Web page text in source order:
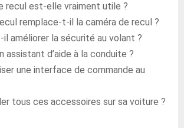
recul est-elle vraiment utile ?
remplace-t-il la caméra de recul ?
il améliorer la sécurité au volant ?
assistant d’aide à la conduite ?
une interface de commande au
tous ces accessoires sur sa voiture ?